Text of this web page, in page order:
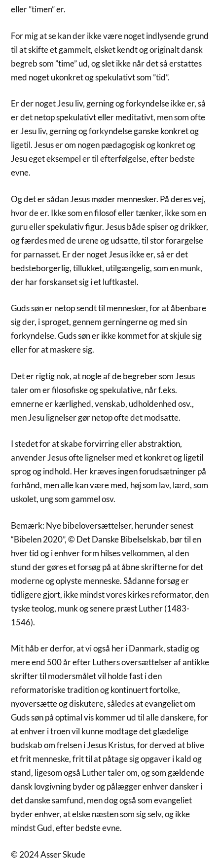
eller ”timen” er.
For mig at se kan der ikke være noget indlysende grund
til at skifte et gammelt, elsket kendt og originalt dansk
begreb som ”time” ud, og slet ikke når det så erstattes
med noget ukonkret og spekulativt som ”tid”.
Er der noget Jesu liv, gerning og forkyndelse ikke er, så
er det netop spekulativt eller meditativt, men som ofte
er Jesu liv, gerning og forkyndelse ganske konkret og
ligetil. Jesus er om nogen pædagogisk og konkret og
Jesu eget eksempel er til efterfølgelse, efter bedste
evne.
Og det er sådan Jesus møder mennesker. På deres vej,
hvor de er. Ikke som en filosof eller tænker, ikke som en
guru eller spekulativ figur. Jesus både spiser og drikker,
og færdes med de urene og udsatte, til stor forargelse
for parnasset. Er der noget Jesus ikke er, så er det
bedsteborgerlig, tillukket, utilgængelig, som en munk,
der har forskanset sig i et luftkastel.
Guds søn er netop sendt til mennesker, for at åbenbare
sig der, i sproget, gennem gerningerne og med sin
forkyndelse. Guds søn er ikke kommet for at skjule sig
eller for at maskere sig.
Det er rigtig nok, at nogle af de begreber som Jesus
taler om er filosofiske og spekulative, når f.eks.
emnerne er kærlighed, venskab, udholdenhed osv.,
men Jesu lignelser gør netop ofte det modsatte.
I stedet for at skabe forvirring eller abstraktion,
anvender Jesus ofte lignelser med et konkret og ligetil
sprog og indhold. Her kræves ingen forudsætninger på
forhånd, men alle kan være med, høj som lav, lærd, som
uskolet, ung som gammel osv.
Bemærk: Nye bibeloversættelser, herunder senest
“Bibelen 2020”, © Det Danske Bibelselskab, bør til en
hver tid og i enhver form hilses velkommen, al den
stund der gøres et forsøg på at åbne skrifterne for det
moderne og oplyste menneske. Sådanne forsøg er
tidligere gjort, ikke mindst vores kirkes reformator, den
tyske teolog, munk og senere præst Luther (1483-
1546).
Mit håb er derfor, at vi også her i Danmark, stadig og
mere end 500 år efter Luthers oversættelser af antikke
skrifter til modersmålet vil holde fast i den
reformatoriske tradition og kontinuert fortolke,
nyoversætte og diskutere, således at evangeliet om
Guds søn på optimal vis kommer ud til alle danskere, for
at enhver i troen vil kunne modtage det glædelige
budskab om frelsen i Jesus Kristus, for derved at blive
et frit menneske, frit til at påtage sig opgaver i kald og
stand, ligesom også Luther taler om, og som gældende
dansk lovgivning byder og pålægger enhver dansker i
det danske samfund, men dog også som evangeliet
byder enhver, at elske næsten som sig selv, og ikke
mindst Gud, efter bedste evne.
© 2024 Asser Skude